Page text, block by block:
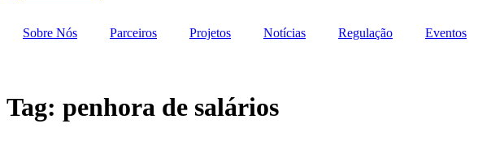
Sobre Nós Parceiros Projetos Notícias Regulação Eventos
Tag: penhora de salários